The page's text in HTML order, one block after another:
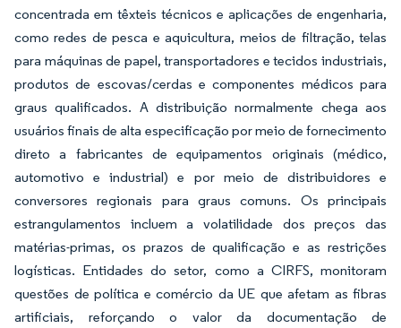
concentrada em têxteis técnicos e aplicações de engenharia,
como redes de pesca e aquicultura, meios de filtração, telas
para máquinas de papel, transportadores e tecidos industriais,
produtos de escovas/cerdas e componentes médicos para
graus qualificados. A distribuição normalmente chega aos
usuários finais de alta especificação por meio de fornecimento
direto a fabricantes de equipamentos originais (médico,
automotivo e industrial) e por meio de distribuidores e
conversores regionais para graus comuns. Os principais
estrangulamentos incluem a volatilidade dos preços das
matérias-primas, os prazos de qualificação e as restrições
logísticas. Entidades do setor, como a CIRFS, monitoram
questões de política e comércio da UE que afetam as fibras
artificiais, reforçando o valor da documentação de